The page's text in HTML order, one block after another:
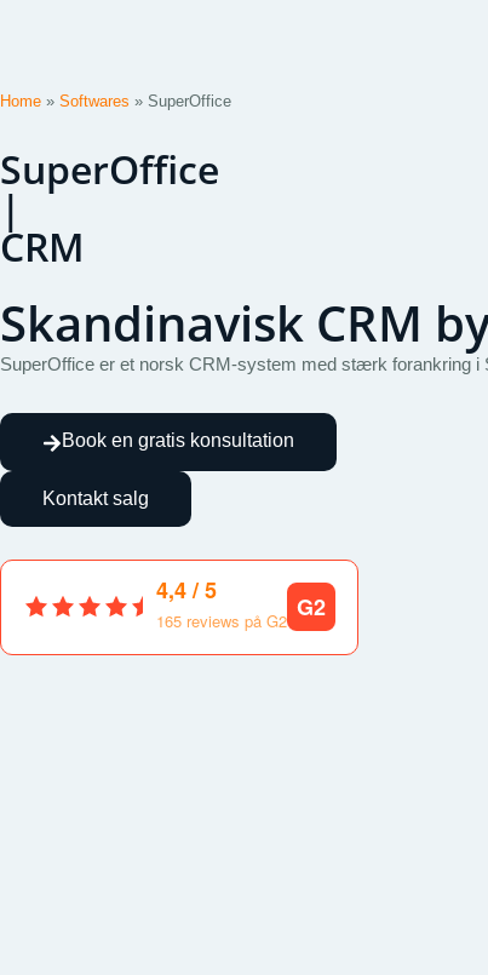
Home » Softwares » SuperOffice
SuperOffice
|
CRM
Skandinavisk CRM
SuperOffice er et norsk CRM-system med stærk forankring i
Book en gratis konsultation
Kontakt salg
4,4 / 5
165 reviews på G2 G2